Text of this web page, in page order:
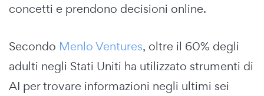
concetti e prendono decisioni online.
Secondo Menlo Ventures, oltre il 60% degli
adulti negli Stati Uniti ha utilizzato strumenti di
AI per trovare informazioni negli ultimi sei